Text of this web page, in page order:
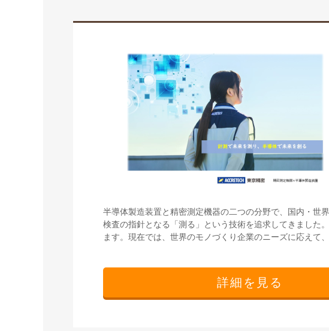
半導体製造装置と精密測定機器の二つの分野で、国内・世
検査の指針となる「測る」という技術を追求してきました
ます。現在では、世界のモノづくり企業のニーズに応えて
詳細を見る